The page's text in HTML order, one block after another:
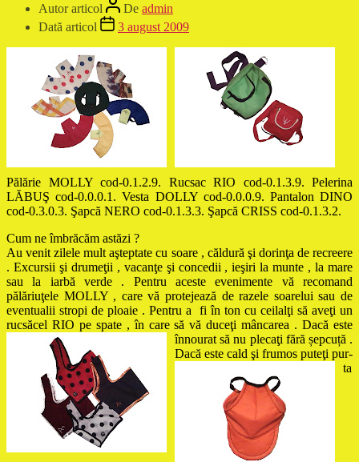
Autor articol De admin
Dată articol
3 august 2009
Pălărie MOLLY cod-0.1.2.9. Rucsac RIO cod-0.1.3.9. Pelerina
LĂBUŞ cod-0.0.0.1. Vesta DOLLY cod-0.0.0.9. Pantalon DINO
cod-0.3.0.3. Şapcă NERO cod-0.1.3.3. Şapcă CRISS cod-0.1.3.2.
Cum ne îmbrăcăm astăzi ?
Au venit zilele mult aşteptate cu soare , căldură şi dorinţa de recreere
. Excursii şi drumeţii , vacanţe şi concedii , ieşiri la munte , la mare
sau la iarbă verde . Pentru aceste evenimente vă recomand
pălăriuţele MOLLY , care vă protejează de razele soarelui sau de
eventualii stropi de ploaie . Pentru a fi în ton cu ceilalţi să aveţi un
rucsăcel RIO pe spate , în care să vă duceţi mâncarea . Dacă este
înnourat să nu plecaţi fără șepcuță .
Dacă este cald şi frumos puteţi pur-
ta